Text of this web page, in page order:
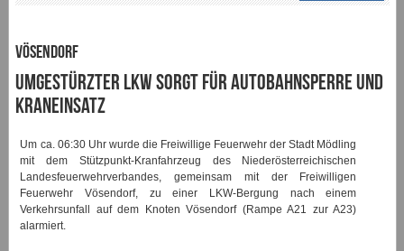
Vösendorf
Umgestürzter LKW sorgt für Autobahnsperre und
Kraneinsatz
Um ca. 06:30 Uhr wurde die Freiwillige Feuerwehr der Stadt Mödling
mit dem Stützpunkt-Kranfahrzeug des Niederösterreichischen
Landesfeuerwehrverbandes, gemeinsam mit der Freiwilligen
Feuerwehr Vösendorf, zu einer LKW-Bergung nach einem
Verkehrsunfall auf dem Knoten Vösendorf (Rampe A21 zur A23)
alarmiert.